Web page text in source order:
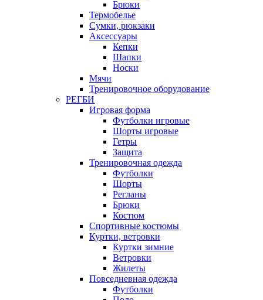
Брюки
Термобелье
Сумки, рюкзаки
Аксессуары
Кепки
Шапки
Носки
Мячи
Тренировочное оборудование
РЕГБИ
Игровая форма
Футболки игровые
Шорты игровые
Гетры
Защита
Тренировочная одежда
Футболки
Шорты
Регланы
Брюки
Костюм
Спортивные костюмы
Куртки, ветровки
Куртки зимние
Ветровки
Жилеты
Повседневная одежда
Футболки